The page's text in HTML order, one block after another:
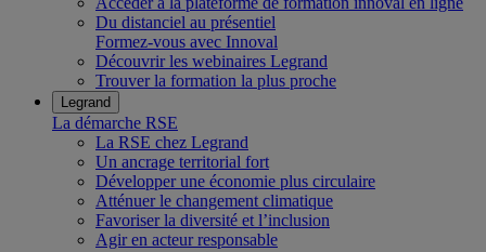
Du distanciel au présentiel
Formez-vous avec Innoval
Découvrir les webinaires Legrand
Trouver la formation la plus proche
Legrand
La démarche RSE
La RSE chez Legrand
Un ancrage territorial fort
Développer une économie plus circulaire
Atténuer le changement climatique
Favoriser la diversité et l’inclusion
Agir en acteur responsable